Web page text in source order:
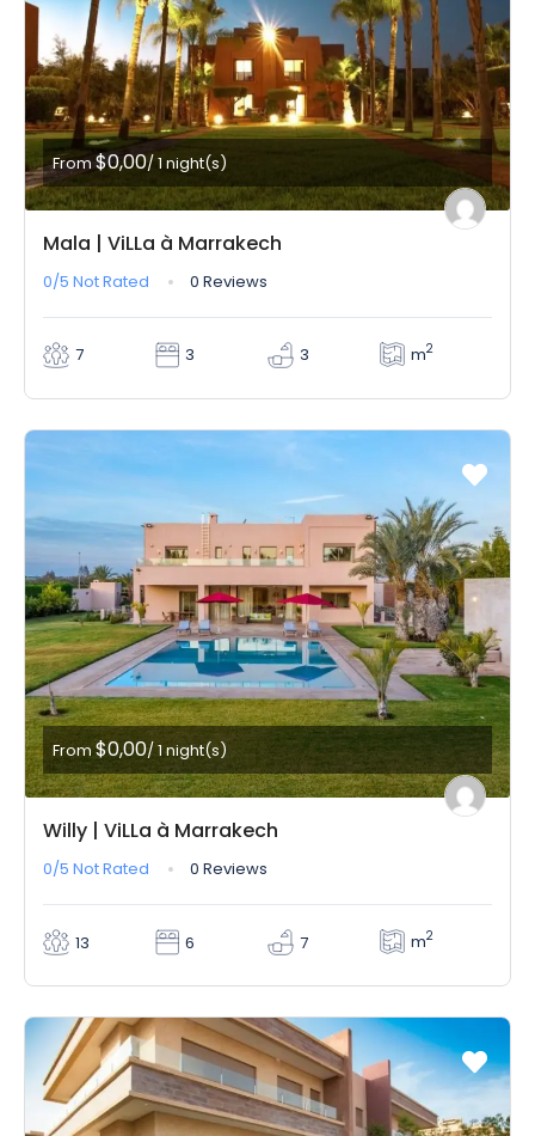
From$0,00/ 1 night(s)
Mala | ViLLa à Marrakech
0/5 Not Rated 0 Reviews
7 3 3 m2
From$0,00/ 1 night(s)
Willy | ViLLa à Marrakech
0/5 Not Rated 0 Reviews
13 6 7 m2